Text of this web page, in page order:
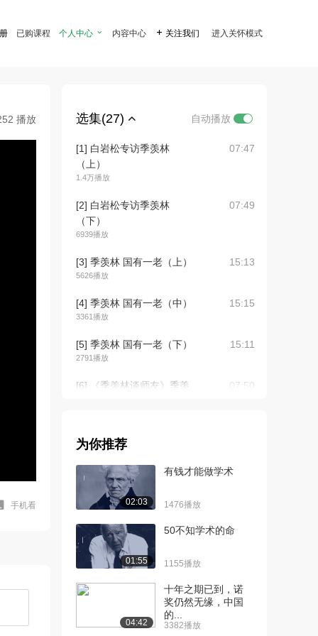
已购课程 个人中心  内容中心  关注我们 进入关怀模式
播放
手机看
选集(27) 自动播放
[1] 白岩松专访季羡林
（上）
1.4万播放
07:47
[2] 白岩松专访季羡林
（下）
6939播放
07:49
[3] 季羡林 国有一老（上）
5626播放
15:13
[4] 季羡林 国有一老（中）
3361播放
15:15
[5] 季羡林 国有一老（下）
2791播放
15:11
[6] 《季羡林谈师友》季羡
07:50
[7] 《季羡林文集第七卷》
[8] 《季羡林文集第十一
卷》大师的“吐火...
1679播放
[9] 《季羡林文集第九卷》
季羡林晚年为何...
1450播放
[10] 季羡林谈人文社会科
1634播放
22:04
为你推荐
02:03
有钱才能做学术
1476播放
01:55
50不知学术的命
1155播放
04:42
十年之期已到，诺
奖仍然无缘，中国
的...
3382播放